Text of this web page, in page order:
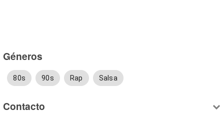
Géneros
80s 90s Rap Salsa
Contacto